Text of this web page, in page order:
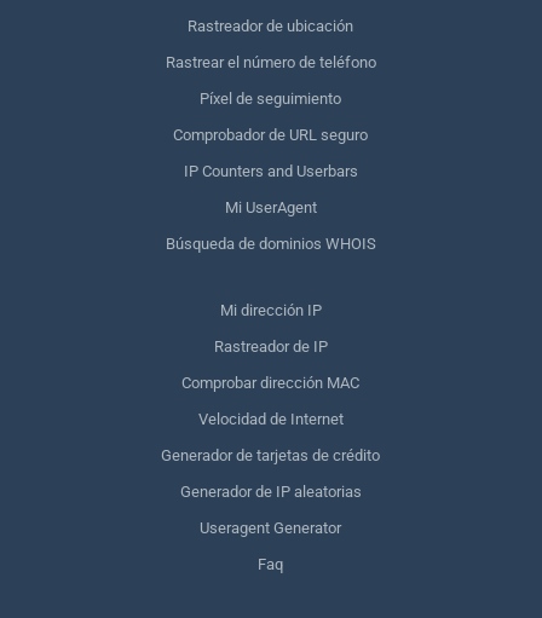
Rastreador de ubicación
Rastrear el número de teléfono
Píxel de seguimiento
Comprobador de URL seguro
IP Counters and Userbars
Mi UserAgent
Búsqueda de dominios WHOIS
Mi dirección IP
Rastreador de IP
Comprobar dirección MAC
Velocidad de Internet
Generador de tarjetas de crédito
Generador de IP aleatorias
Useragent Generator
Faq